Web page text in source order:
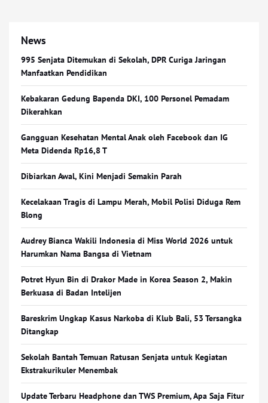
News
995 Senjata Ditemukan di Sekolah, DPR Curiga Jaringan
Manfaatkan Pendidikan
Kebakaran Gedung Bapenda DKI, 100 Personel Pemadam
Dikerahkan
Gangguan Kesehatan Mental Anak oleh Facebook dan IG
Meta Didenda Rp16,8 T
Dibiarkan Awal, Kini Menjadi Semakin Parah
Kecelakaan Tragis di Lampu Merah, Mobil Polisi Diduga Rem
Blong
Audrey Bianca Wakili Indonesia di Miss World 2026 untuk
Harumkan Nama Bangsa di Vietnam
Potret Hyun Bin di Drakor Made in Korea Season 2, Makin
Berkuasa di Badan Intelijen
Bareskrim Ungkap Kasus Narkoba di Klub Bali, 53 Tersangka
Ditangkap
Sekolah Bantah Temuan Ratusan Senjata untuk Kegiatan
Ekstrakurikuler Menembak
Update Terbaru Headphone dan TWS Premium, Apa Saja Fitur